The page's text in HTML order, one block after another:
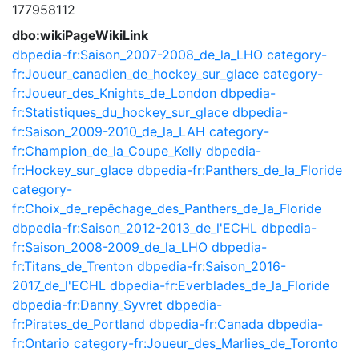
177958112
dbo:wikiPageWikiLink
dbpedia-fr:Saison_2007-2008_de_la_LHO category-
fr:Joueur_canadien_de_hockey_sur_glace category-
fr:Joueur_des_Knights_de_London dbpedia-
fr:Statistiques_du_hockey_sur_glace dbpedia-
fr:Saison_2009-2010_de_la_LAH category-
fr:Champion_de_la_Coupe_Kelly dbpedia-
fr:Hockey_sur_glace dbpedia-fr:Panthers_de_la_Floride
category-
fr:Choix_de_repêchage_des_Panthers_de_la_Floride
dbpedia-fr:Saison_2012-2013_de_l'ECHL dbpedia-
fr:Saison_2008-2009_de_la_LHO dbpedia-
fr:Titans_de_Trenton dbpedia-fr:Saison_2016-
2017_de_l'ECHL dbpedia-fr:Everblades_de_la_Floride
dbpedia-fr:Danny_Syvret dbpedia-
fr:Pirates_de_Portland dbpedia-fr:Canada dbpedia-
fr:Ontario category-fr:Joueur_des_Marlies_de_Toronto